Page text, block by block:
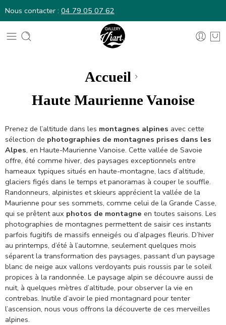
Nous contacter : 04 79 05 07 62
Accueil
Haute Maurienne Vanoise
Prenez de l’altitude dans les montagnes alpines avec cette
sélection de photographies de montagnes prises dans les
Alpes, en Haute-Maurienne Vanoise. Cette vallée de Savoie
offre, été comme hiver, des paysages exceptionnels entre
hameaux typiques situés en haute-montagne, lacs d’altitude,
glaciers figés dans le temps et panoramas à couper le souffle.
Randonneurs, alpinistes et skieurs apprécient la vallée de la
Maurienne pour ses sommets, comme celui de la Grande Casse,
qui se prêtent aux photos de montagne en toutes saisons. Les
photographies de montagnes permettent de saisir ces instants
parfois fugitifs de massifs enneigés ou d’alpages fleuris. D’hiver
au printemps, d’été à l’automne, seulement quelques mois
séparent la transformation des paysages, passant d’un paysage
blanc de neige aux vallons verdoyants puis roussis par le soleil
propices à la randonnée. Le paysage alpin se découvre aussi de
nuit, à quelques mètres d’altitude, pour observer la vie en
contrebas. Inutile d’avoir le pied montagnard pour tenter
l’ascension, nous vous offrons la découverte de ces merveilles
alpines.